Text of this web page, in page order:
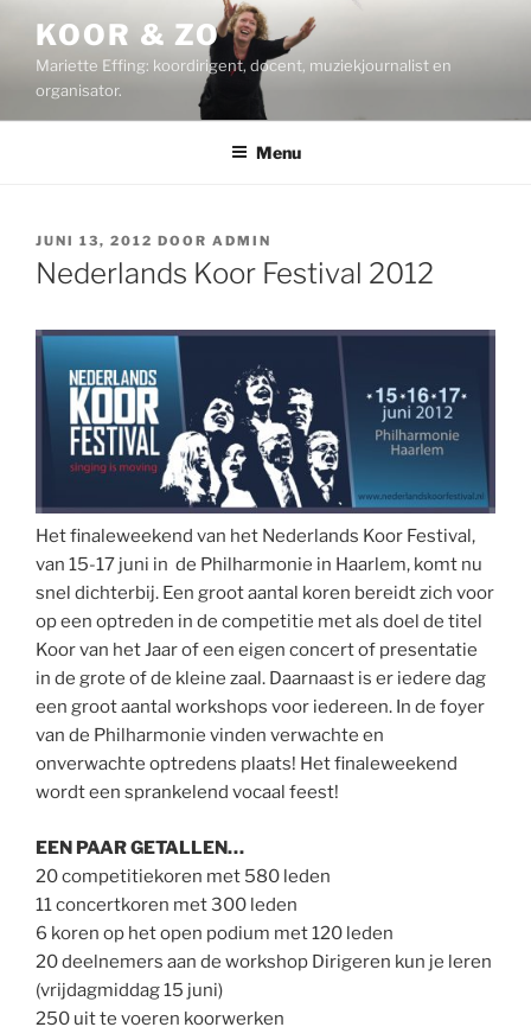
inhoud
KOOR & ZO
Mariette Effing: koordirigent, docent, muziekjournalist en
organisator.
Menu
GEPLAATST
OP
JUNI 13, 2012 DOOR ADMIN
Nederlands Koor Festival 2012
Het finaleweekend van het Nederlands Koor Festival,
van 15-17 juni in de Philharmonie in Haarlem, komt nu
snel dichterbij. Een groot aantal koren bereidt zich voor
op een optreden in de competitie met als doel de titel
Koor van het Jaar of een eigen concert of presentatie
in de grote of de kleine zaal. Daarnaast is er iedere dag
een groot aantal workshops voor iedereen. In de foyer
van de Philharmonie vinden verwachte en
onverwachte optredens plaats! Het finaleweekend
wordt een sprankelend vocaal feest!
EEN PAAR GETALLEN…
20 competitiekoren met 580 leden
11 concertkoren met 300 leden
6 koren op het open podium met 120 leden
20 deelnemers aan de workshop Dirigeren kun je leren
(vrijdagmiddag 15 juni)
250 uit te voeren koorwerken